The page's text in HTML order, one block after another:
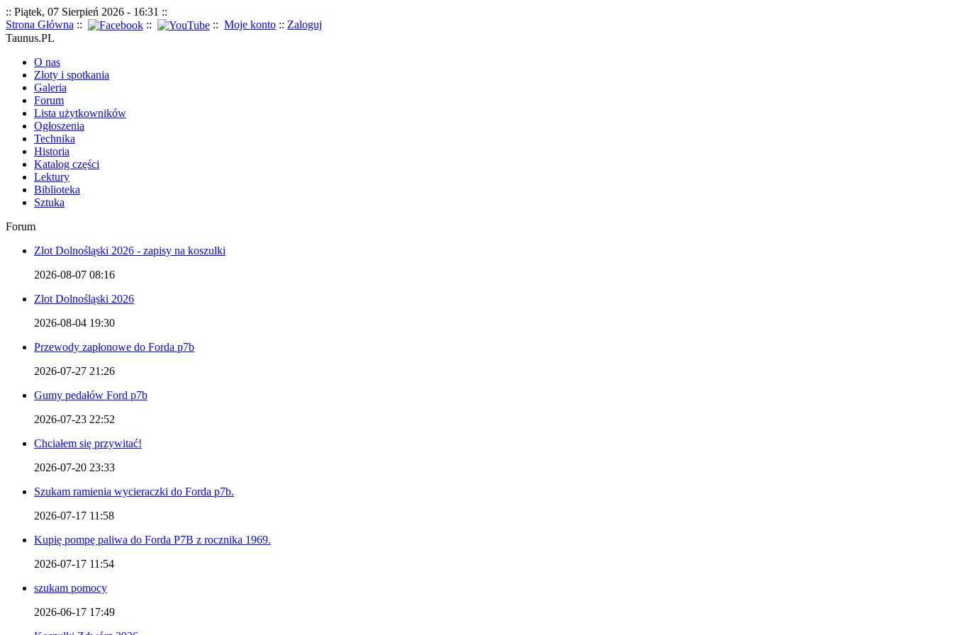
:: Piątek, 07 Sierpień 2026 - 16:31 ::
Strona Główna :: :: :: Moje konto :: Zaloguj
Taunus.PL
O nas
Zloty i spotkania
Galeria
Forum
Lista użytkowników
Ogłoszenia
Technika
Historia
Katalog części
Lektury
Biblioteka
Sztuka
Forum
Zlot Dolnośląski 2026 - zapisy na koszulki
2026-08-07 08:16
Zlot Dolnośląski 2026
2026-08-04 19:30
Przewody zapłonowe do Forda p7b
2026-07-27 21:26
Gumy pedałów Ford p7b
2026-07-23 22:52
Chciałem się przywitać!
2026-07-20 23:33
Szukam ramienia wycieraczki do Forda p7b.
2026-07-17 11:58
Kupię pompę paliwa do Forda P7B z rocznika 1969.
2026-07-17 11:54
szukam pomocy
2026-06-17 17:49